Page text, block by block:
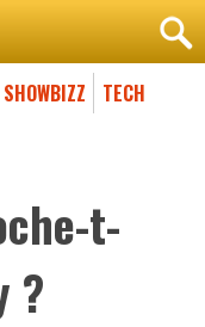
SHOWBIZZ TECH
t-
?